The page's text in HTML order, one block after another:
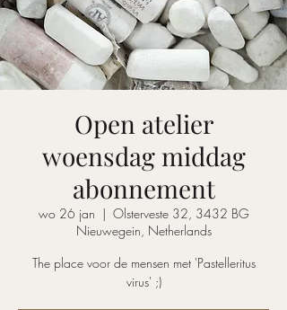
Open atelier
woensdag middag
abonnement
wo 26 jan
  |
Olsterveste 32, 3432 BG
Nieuwegein, Netherlands
The place voor de mensen met 'Pastelleritus
virus' ;)